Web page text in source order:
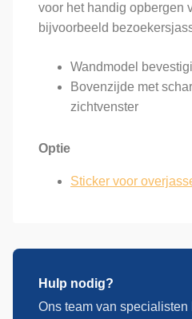
voor het handig opbergen
bijvoorbeeld
Wandmodel
Bovenzijde met
zichtvenster
Optie
Sticker voor
Hulp nodig?
Ons team van